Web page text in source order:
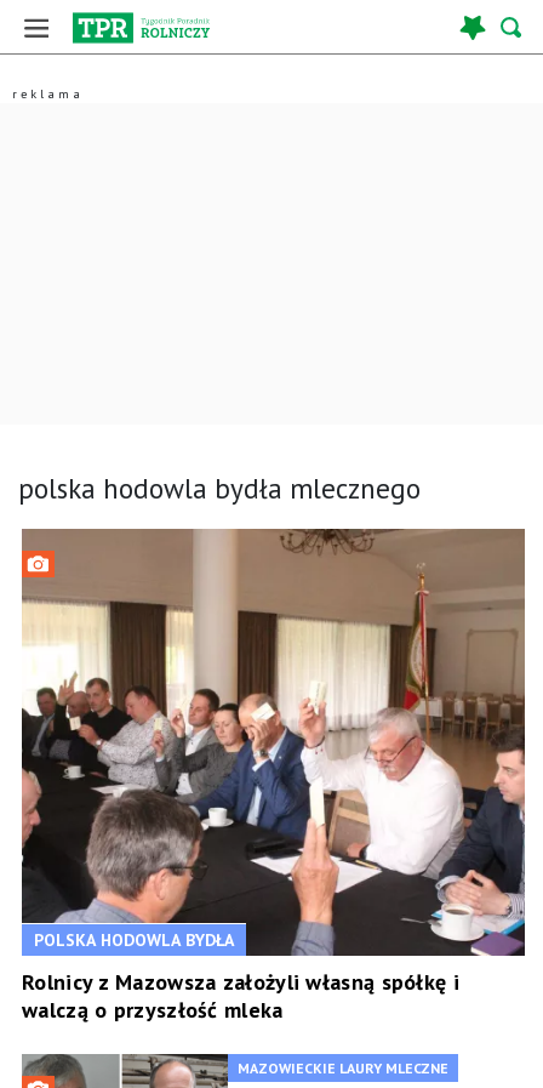
polska hodowla bydła mlecznego
POLSKA HODOWLA BYDŁA
Rolnicy z Mazowsza założyli własną spółkę i
walczą o przyszłość mleka
MAZOWIECKIE LAURY MLECZNE